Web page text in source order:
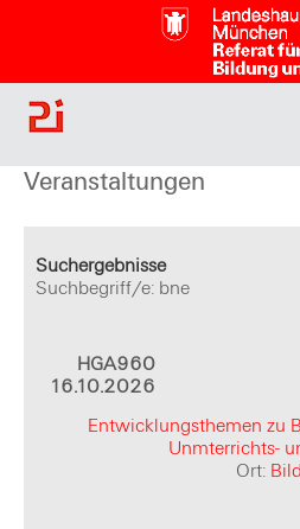
Veranstaltungen
Suchergebnisse
Suchbegriff/e: bne
HGA960
16.10.2026
Entwicklungsthemen zu
Unmterrichts-
Ort: